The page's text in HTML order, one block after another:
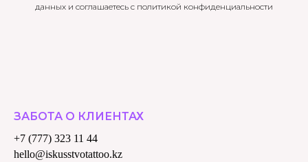
данных и соглашаетесь c политикой конфиденциальности
ЗАБОТА О КЛИЕНТАХ
+7 (777) 323 11 44
hello@iskusstvotattoo.kz